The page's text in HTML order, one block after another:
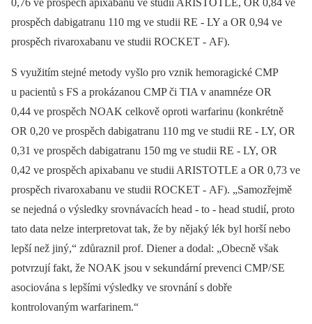
prospěch dabigatranu 110 mg ve studii RE ‑⁠ LY a OR 0,94 ve
prospěch rivaroxabanu ve studii ROCKET ‑⁠ AF).
S využitím stejné metody vyšlo pro vznik hemoragické CMP
u pacientů s FS a prokázanou CMP či TIA v anamnéze OR
0,44 ve prospěch NOAK celkově oproti warfarinu (konkrétně
OR 0,20 ve prospěch dabigatranu 110 mg ve studii RE ‑⁠ LY, OR
0,31 ve prospěch dabigatranu 150 mg ve studii RE ‑⁠ LY, OR
0,42 ve prospěch apixabanu ve studii ARISTOTLE a OR 0,73 ve
prospěch rivaroxabanu ve studii ROCKET ‑⁠ AF). „Samozřejmě
se nejedná o výsledky srovnávacích head ‑⁠ to ‑⁠ head studií, proto
tato data nelze interpretovat tak, že by nějaký lék byl horší nebo
lepší než jiný,“ zdůraznil prof. Diener a dodal: „Obecně však
potvrzují fakt, že NOAK jsou v sekundární prevenci CMP/ SE
asociována s lepšími výsledky ve srovnání s dobře
kontrolovaným warfarinem.“